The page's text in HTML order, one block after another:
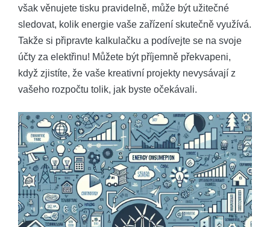
však ​věnujete tisku ​pravidelně, může být ‌užitečné
sledovat, kolik energie ​vaše ⁢zařízení skutečně využívá.
Takže‍ si připravte kalkulačku a podívejte se na svoje
účty za elektřinu! Můžete být příjemně překvapeni,
když⁤ zjistíte, že vaše kreativní projekty nevysávají z
⁤vašeho rozpočtu tolik, jak byste očekávali.